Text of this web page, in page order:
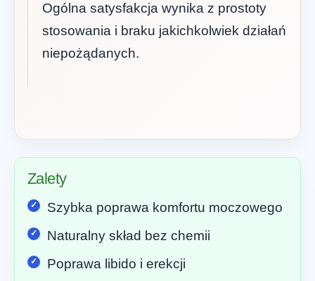
Ogólna satysfakcja wynika z prostoty
stosowania i braku jakichkolwiek działań
niepożądanych.
Zalety
Szybka poprawa komfortu moczowego
Naturalny skład bez chemii
Poprawa libido i erekcji